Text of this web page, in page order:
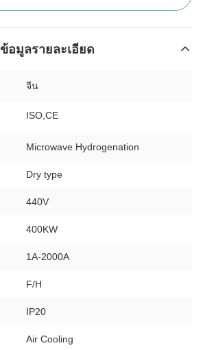
ข้อมูลรายละเอียด
จีน
ISO,CE
Microwave Hydrogenation
Dry type
440V
400KW
1A-2000A
F/H
IP20
Air Cooling